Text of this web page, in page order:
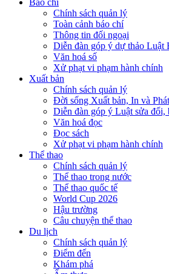
Báo chí
Chính sách quản lý
Toàn cảnh báo chí
Thông tin đối ngoại
Diễn đàn góp ý dự thảo Luật
Văn hoá số
Xử phạt vi phạm hành chính
Xuất bản
Chính sách quản lý
Đời sống Xuất bản, In và
Diễn đàn góp ý Luật sửa đổi,
Văn hoá đọc
Đọc sách
Xử phạt vi phạm hành chính
Thể thao
Chính sách quản lý
Thể thao trong nước
Thể thao quốc tế
World Cup 2026
Hậu trường
Câu chuyện thể thao
Du lịch
Chính sách quản lý
Điểm đến
Khám phá